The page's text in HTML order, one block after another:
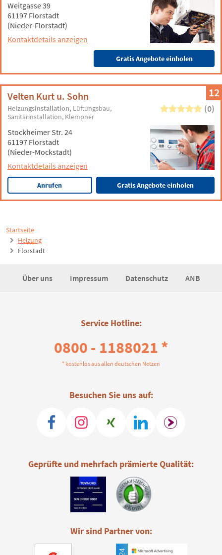
Startseite
Heizung
Florstadt
Weitgasse 39
61197 Florstadt
(Nieder-Florstadt)
Kontaktdetails anzeigen
Gratis Angebote einholen
12
Velten Kurt u. Sohn
Heizungsinstallation Lüftungsbau
Sanitärinstallation Klempner
(0)
Stockheimer Str. 24
61197 Florstadt
(Nieder-Mockstadt)
Kontaktdetails anzeigen
Anrufen Gratis Angebote einholen
Über uns Impressum Datenschutz ANB
Service Hotline:
0800 - 1188021 *
* kostenlos aus allen deutschen Netzen
Besuchen Sie uns auf:
Geprüfte und mehrfach prämierte Qualität:
Wir sind Partner von: